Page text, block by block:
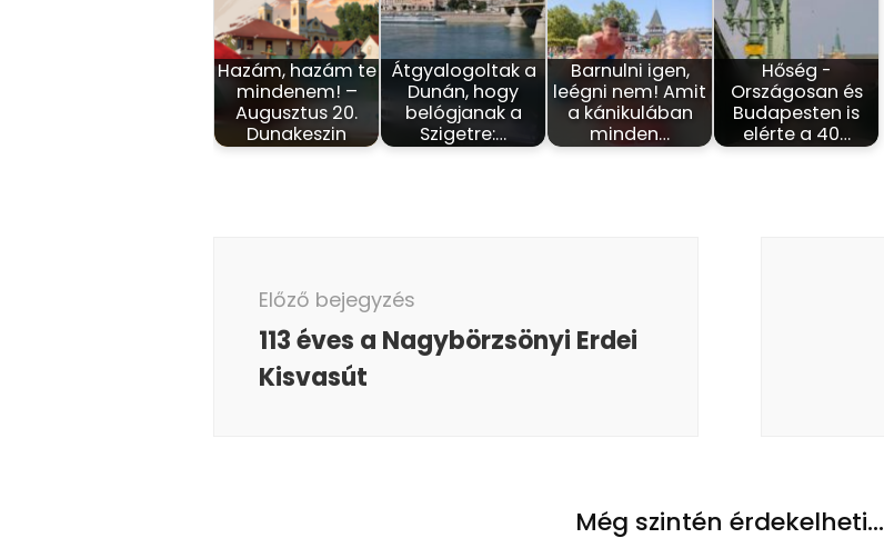
Hazám, hazám te
mindenem! –
Augusztus 20.
Dunakeszin
Átgyalogoltak a
Dunán, hogy
belógjanak a
Szigetre:…
Barnulni igen,
leégni nem! Amit
a kánikulában
minden…
Hőség -
Országosan és
Budapesten is
elérte a 40…
navigáció
Előző bejegyzés
113 éves a Nagybörzsönyi Erdei
Kisvasút
Még szintén érdekelheti...